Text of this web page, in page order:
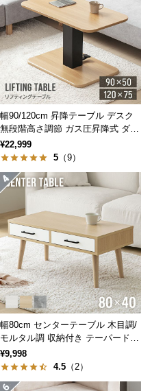
現
編み込みにより、フェ
出します。
幅90/120cm 昇降テーブル デスク
無段階高さ調節 ガス圧昇降式 ダイ
ニング 高さ55~70cm
¥22,999
5 （9）
幅80cm センターテーブル 木目調/
モルタル調 収納付き テーパードレ
ッグ
¥9,998
4.5 （2）